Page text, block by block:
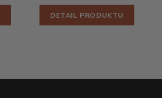
DETAIL PRODUKTU